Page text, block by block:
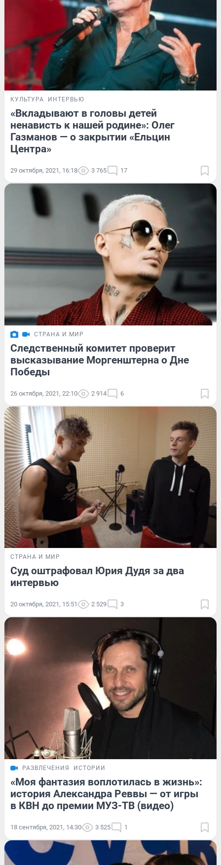
КУЛЬТУРА ИНТЕРВЬЮ
«Вкладывают в головы детей
ненависть к нашей родине»: Олег
Газманов — о закрытии «Ельцин
Центра»
29 октября, 2021, 16:18 3 765 17
СТРАНА И МИР
Следственный комитет проверит
высказывание Моргенштерна о Дне
Победы
26 октября, 2021, 22:10 2 914 6
СТРАНА И МИР
Суд оштрафовал Юрия Дудя за два
интервью
20 октября, 2021, 15:51 2 529 3
РАЗВЛЕЧЕНИЯ ИСТОРИИ
«Моя фантазия воплотилась в жизнь»:
история Александра Реввы — от игры
в КВН до премии МУЗ-ТВ (видео)
18 сентября, 2021, 14:30 3 525 1